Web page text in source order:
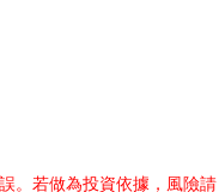
。若做為投資依據，風險請